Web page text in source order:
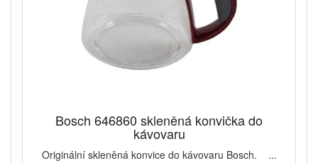
Bosch 646860 skleněná konvička do
kávovaru
Originální skleněná konvice do kávovaru Bosch. ...